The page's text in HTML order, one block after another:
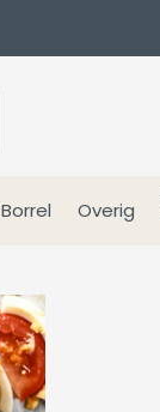
Borrel Overig